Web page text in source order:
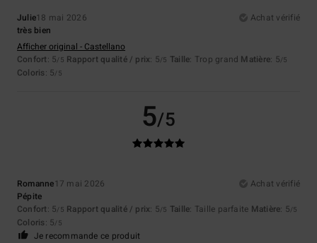
Julie18 mai 2026
Achat vérifié
très bien
Afficher original - Castellano
Confort: 5/5 Rapport qualité / prix: 5/5 Taille: Trop grand Matière: 5/5
Coloris: 5/5
5/5
Romanne17 mai 2026
Achat vérifié
Pépite
Confort: 5/5 Rapport qualité / prix: 5/5 Taille: Taille parfaite Matière: 5/5
Coloris: 5/5
Je recommande ce produit